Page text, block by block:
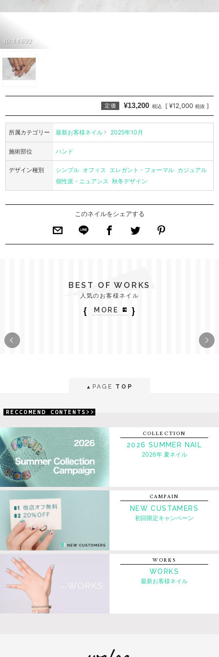
ID:14692
定価 ¥13,200 税込 [ ¥12,000 税抜 ]
所属カテゴリー 最新お客様ネイル 2025年10月
施術部位 ハンド
デザイン種別 シンプル オフィス エレガント・フォーマル カジュアル
個性派・ニュアンス 秋冬デザイン
このネイルをシェアする
BEST OF WORKS
人気のお客様ネイル
｛ MORE ｝
▲ PAGE TOP
RECCOMEND CONTENTS>>
COLLECTION
2026 SUMMER NAIL
2026年 夏ネイル
CAMPAIN
NEW CUSTAMERS
初回限定キャンペーン
WORKS
WORKS
最新お客様ネイル